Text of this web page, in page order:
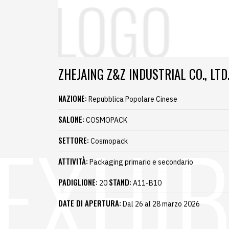
ZHEJAING Z&Z INDUSTRIAL CO., LTD.
NAZIONE: Repubblica Popolare Cinese
SALONE: COSMOPACK
SETTORE: Cosmopack
ATTIVITÀ: Packaging primario e secondario
PADIGLIONE: 20 STAND: A11-B10
DATE DI APERTURA: Dal 26 al 28 marzo 2026